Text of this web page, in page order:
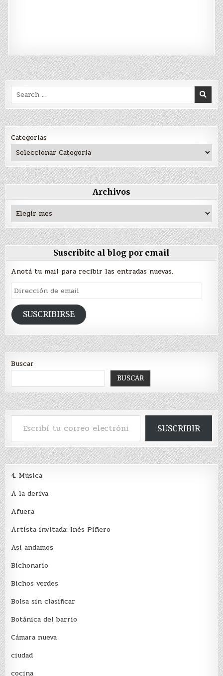
Search
for:
Categorías
Archivos
Archivos
Suscribite al blog por email
Anotá tu mail para recibir las entradas nuevas.
Dirección
de
emailSUSCRIBIRSE
Buscar
BUSCAR
Escribí tu correo electrónico…
SUSCRIBIR
4. Música
A la deriva
Afuera
Artista invitada: Inés Piñero
Así andamos
Bichonario
Bichos verdes
Bolsa sin clasificar
Botánica del barrio
Cámara nueva
ciudad
cocina